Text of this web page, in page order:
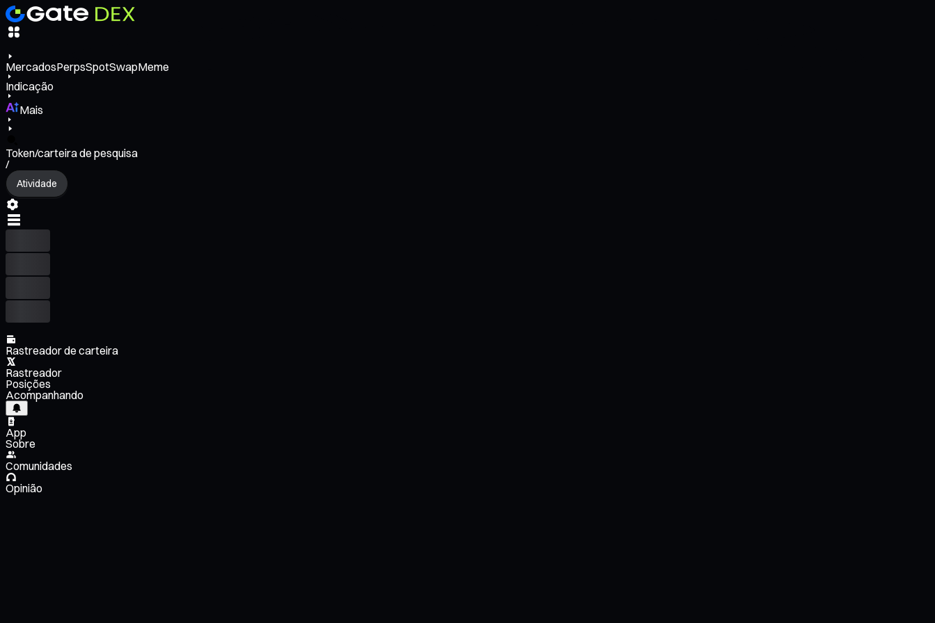
MercadosPerpsSpotSwapMeme
Indicação
Mais
Token/carteira de pesquisa
/
Atividade
Rastreador de carteira
Rastreador
Posições
Acompanhando
App
Sobre
Comunidades
Opinião